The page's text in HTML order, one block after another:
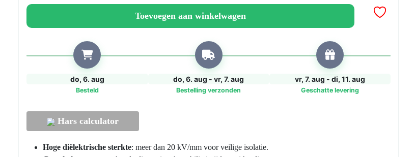
Encapsulation)
Toevoegen aan winkelwagen
do, 6. aug
Besteld
do, 6. aug - vr, 7. aug
Bestelling verzonden
vr, 7. aug - di, 11. aug
Geschatte levering
Hars calculator
Hoge diëlektrische sterkte: meer dan 20 kV/mm voor veilige isolatie.